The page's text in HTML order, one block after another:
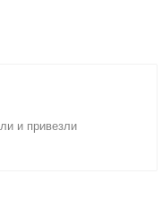
и привезли